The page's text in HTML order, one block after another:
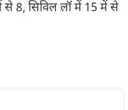
से 8, सिविल लॉ में 15 में से